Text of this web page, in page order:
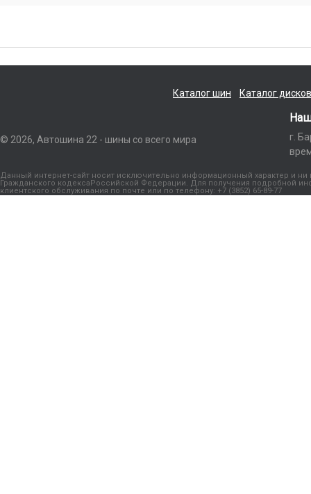
Каталог шин Каталог дисков
© 2026, Автошина 22 - шины со всего мира
г.
Данный интернет-сайт носит исключительно информационный характер и
Гражданского кодексаРоссийской Федерации. Для получения подробной
клиентского обслуживания по почте или по телефону: +7 (3852) 65-89-77